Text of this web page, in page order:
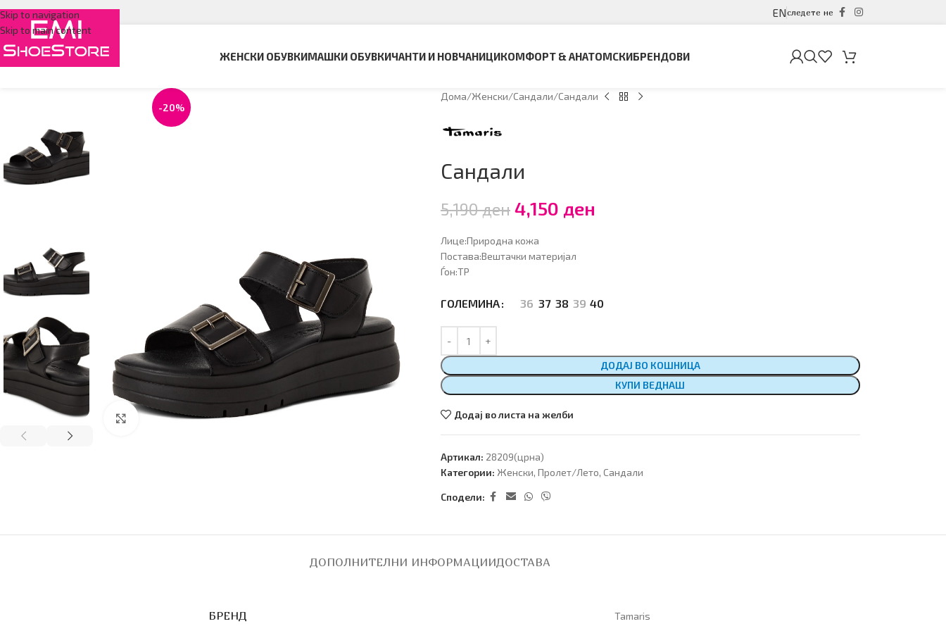
Skip to navigation
Skip to main content
ENследете не
ЖЕНСКИ ОБУВКИМАШКИ ОБУВКИЧАНТИ И НОВЧАНИЦИКОМФОРТ & АНАТОМСКИБРЕНДОВИ
-20%
Click to enlarge
Дома Женски Сандали Сандали
Сандали
5,190ден 4,150 ден
Лице:Природна кожа
Постава:Вештачки материјал
Ѓон:ТР
ГОЛЕМИНА 36 37 38 39 40
ДОДАЈ ВО КОШНИЦА
КУПИ ВЕДНАШ
Додај во листа на желби
Артикал: 28209(црна)
Категории: Женски, Пролет/Лето, Сандали
Сподели:
ДОПОЛНИТЕЛНИ ИНФОРМАЦИИДОСТАВА
БРЕНД Tamaris